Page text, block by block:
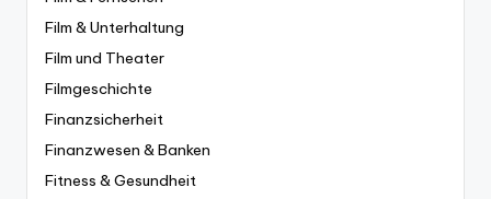
Film & Unterhaltung
Film und Theater
Filmgeschichte
Finanzsicherheit
Finanzwesen & Banken
Fitness & Gesundheit